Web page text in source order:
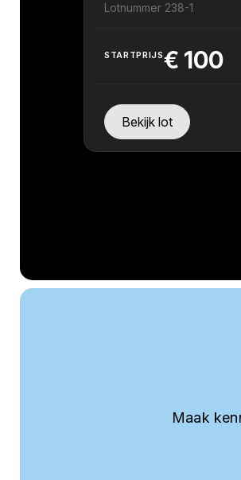
Lotnummer 238-1
STARTPRIJS€ 100
Bekijk lot
Maak